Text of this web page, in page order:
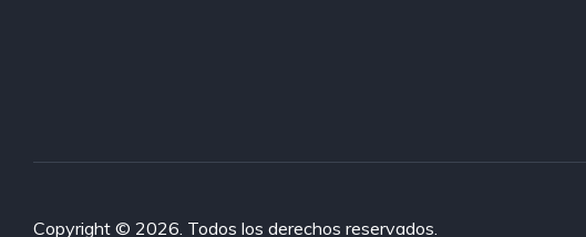
Copyright © 2026. Todos los derechos reservados.